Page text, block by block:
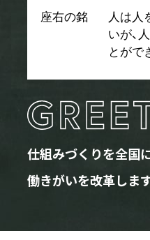
座右の銘
人は人
いが、
とがで
仕組みづくりを全国
働きがいを改革します